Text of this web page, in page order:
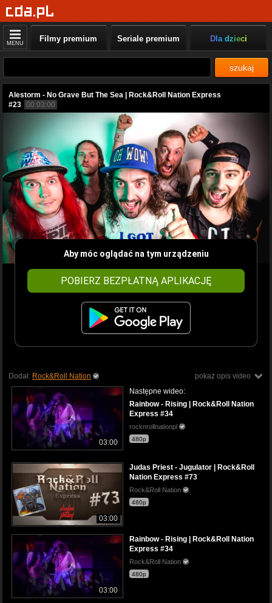
MENU Filmy premium Seriale premium Dla dzieci
szukaj
Alestorm - No Grave But The Sea | Rock&Roll Nation Express
#23 00:03:00
Aby móc oglądać na tym urządzeniu
POBIERZ BEZPŁATNĄ APLIKACJĘ
pokaż opis video
Dodał: Rock&Roll Nation
03:00
Następne wideo:
Rainbow - Rising | Rock&Roll Nation
Express #34
rocknrollnationpl
480p
03:00
Judas Priest - Jugulator | Rock&Roll
Nation Express #73
Rock&Roll Nation
480p
03:00
Rainbow - Rising | Rock&Roll Nation
Express #34
Rock&Roll Nation
480p